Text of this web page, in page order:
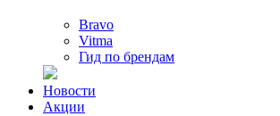
Bravo
Vitma
Гид по брендам
Новости
Акции